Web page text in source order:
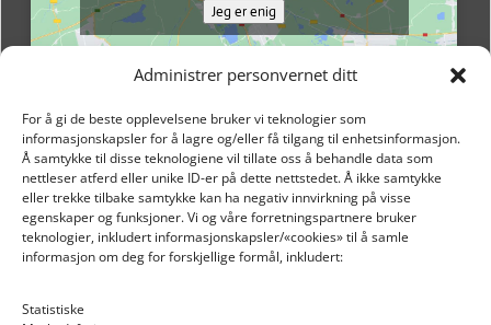
Administrer personvernet ditt
For å gi de beste opplevelsene bruker vi teknologier som
informasjonskapsler for å lagre og/eller få tilgang til enhetsinformasjon.
Å samtykke til disse teknologiene vil tillate oss å behandle data som
nettleser atferd eller unike ID-er på dette nettstedet. Å ikke samtykke
eller trekke tilbake samtykke kan ha negativ innvirkning på visse
egenskaper og funksjoner. Vi og våre forretningspartnere bruker
teknologier, inkludert informasjonskapsler/«cookies» til å samle
informasjon om deg for forskjellige formål, inkludert:
Statistiske
Jeg er enig